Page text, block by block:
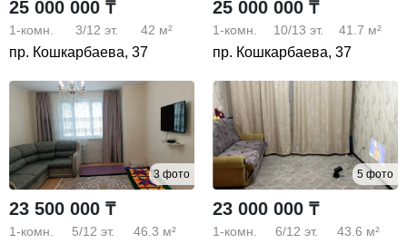
25 000 000 ₸
1-комн. 3/12 эт. 42 м²
пр. Кошкарбаева, 37
25 000 000 ₸
1-комн. 10/13 эт. 41.7 м²
пр. Кошкарбаева, 37
3 фото
23 500 000 ₸
1-комн. 5/12 эт. 46.3 м²
5 фото
23 000 000 ₸
1-комн. 6/12 эт. 43.6 м²